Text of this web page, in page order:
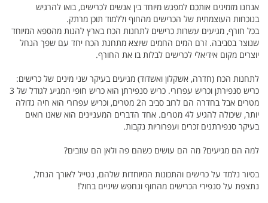
אנחנו מזמינים אותכם למפגש מיוחד בין אנשים לכרישים, בואו להרגיש
בנוכחות העוצמתית של הכרישים מהחוף וללמוד תוכן מרתק.
בכל חורף, מגיעים עשרות כרישים לתחנות הכח בארץ להנות מהספא המיוחד
שנוצר בסביבה. זרם המים החמים שיוצא מתחנת הכח יחד עם שפך הנחל
יוצרים מקום אידיאלי לכרישים לבלות בו את החורף.
לתחנות הכח (חדרה, אשקלון ואשדוד) מגיעים בעיקר שני מינים של כרישים:
כריש סנפירתן וכריש עפרורי. כריש סנפירתן הוא כריש חופי המגיע לגודל של 3
מטרים אבל בחדרה הם לרוב סביב ה2 מטרים, וכריש עפרורי הוא חיה גדולה
יותר, שיכולה להגיע ל4 מטרים. אחד הדברים המעניינים הוא שאנו רואים
בעיקר סנפירתנים זכרים ועפרוריות נקבות.
למה הם מגיעים? מה הם עושים כשהם פה ולאן הם עוזבים?
בסיור נלמד על כרישים והתכונות המיוחדות שלהם, נטייל לאורך הנחל,
נתצפת על סנפירי הכרישים מהחוף ונחפש שיניים בחול!